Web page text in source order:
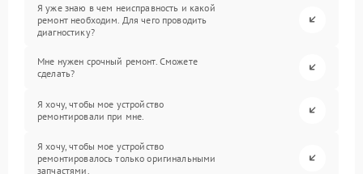
Я уже знаю в чем неисправность и какой
ремонт необходим. Для чего проводить
диагностику?
Мне нужен срочный ремонт. Сможете
сделать?
Я хочу, чтобы мое устройство
ремонтировали при мне.
Я хочу, чтобы мое устройство
ремонтировалось только оригинальными
запчастями.